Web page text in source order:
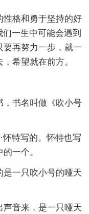
性格和勇于坚持的好
一生中可能会遇到
再努力一步，就一
希望就在前方。
，书名叫做《吹小号
怀特写的。怀特也写
一个。
是一只吹小号的哑天
音来，是一只哑天